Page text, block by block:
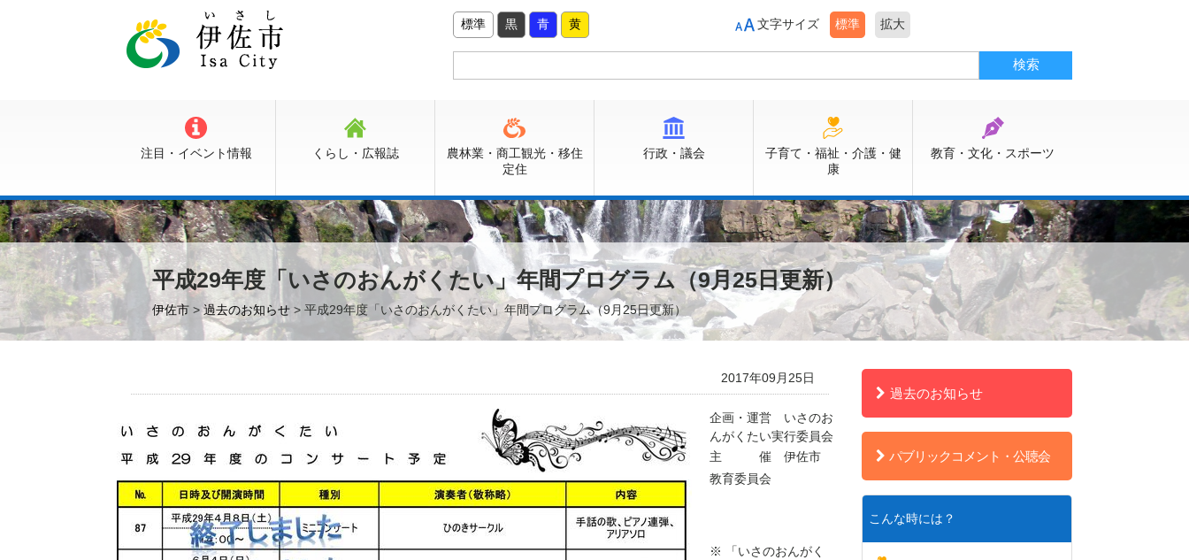
標準 黒 青 黄 文字サイズ 標準 拡大
注目・イベント情報 くらし・広報誌
農林業・商工観光・移住
定住
行政・議会
子育て・福祉・介護・健
康
教育・文化・スポーツ
平成29年度「いさのおんがくたい」年間プログラム（9月25日更新）
伊佐市 >過去のお知らせ > 平成29年度「いさのおんがくたい」年間プログラム（9月25日更新）
2017年09月25日
企画・運営 いさのお
んがくたい実行委員会
主 催 伊佐市
教育委員会
※ 「いさのおんがく
過去のお知らせ
パブリックコメント・公聴会
こんな時には？